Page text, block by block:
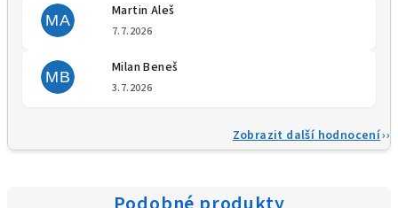
MA
Martin Aleš
7.7.2026
MB
Milan Beneš
3.7.2026
Zobrazit další hodnocení